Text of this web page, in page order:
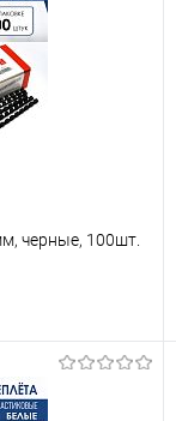
черные, 100шт.